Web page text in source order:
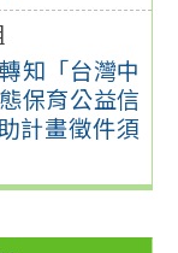
知「台灣中
保育公益信
計畫徵件須